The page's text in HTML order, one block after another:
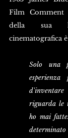
Film Comment
della sua
cinematografica
Solo una
d'inventare
riguarda le
ho mai